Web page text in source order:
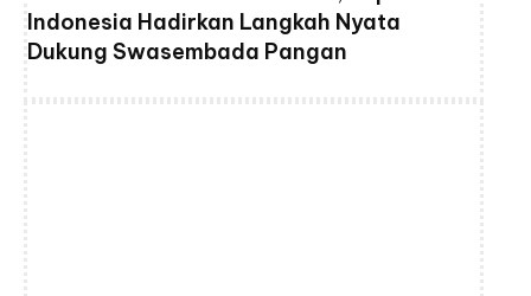
Indonesia Hadirkan Langkah Nyata
Dukung Swasembada Pangan